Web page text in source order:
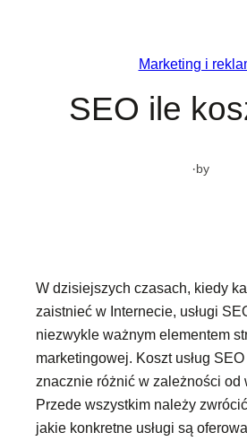
Marketing i
SEO ile
·by
W dzisiejszych czasach, kiedy
zaistnieć w Internecie, usługi
niezwykle ważnym elementem
marketingowej. Koszt usług
znacznie różnić w zależności od
Przede wszystkim należy
jakie konkretne usługi są